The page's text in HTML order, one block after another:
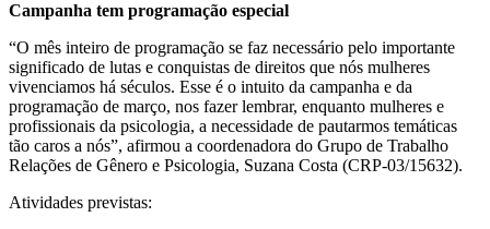
Campanha tem programação especial
“O mês inteiro de programação se faz necessário pelo importante
significado de lutas e conquistas de direitos que nós mulheres
vivenciamos há séculos. Esse é o intuito da campanha e da
programação de março, nos fazer lembrar, enquanto mulheres e
profissionais da psicologia, a necessidade de pautarmos temáticas
tão caros a nós”, afirmou a coordenadora do Grupo de Trabalho
Relações de Gênero e Psicologia, Suzana Costa (CRP-03/15632).
Atividades previstas: